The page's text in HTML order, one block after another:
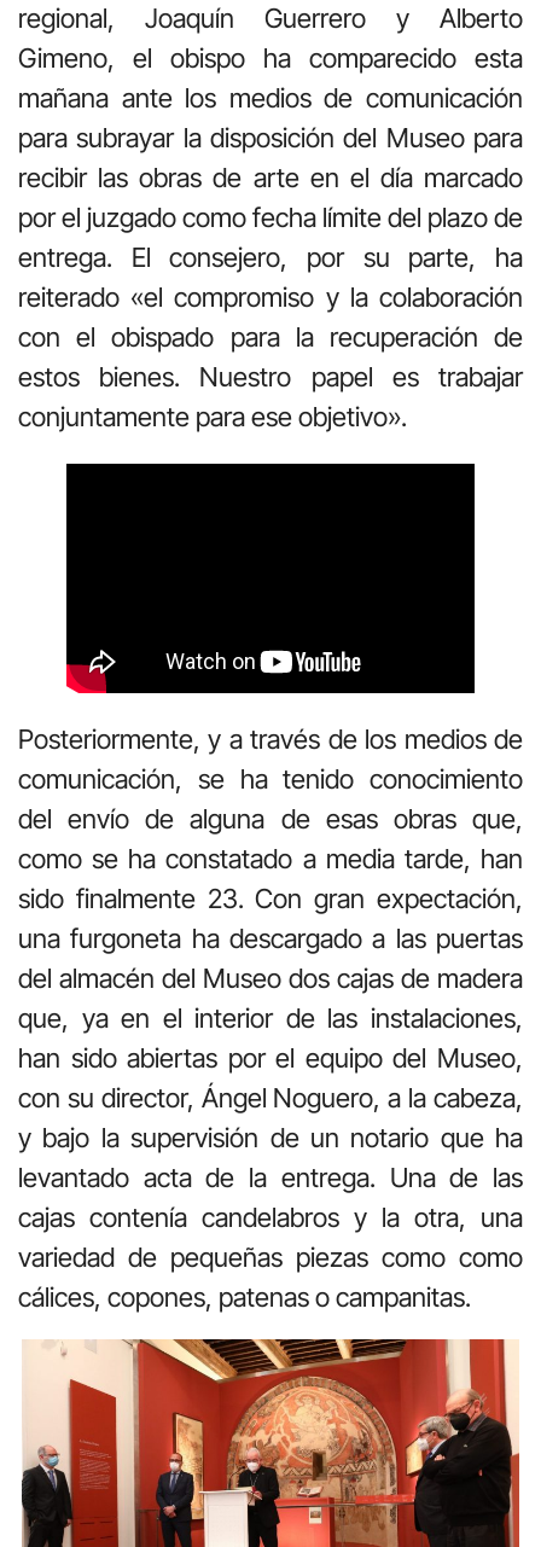
regional, Joaquín Guerrero y Alberto
Gimeno, el obispo ha comparecido esta
mañana ante los medios de comunicación
para subrayar la disposición del Museo para
recibir las obras de arte en el día marcado
por el juzgado como fecha límite del plazo de
entrega. El consejero, por su parte, ha
reiterado «el compromiso y la colaboración
con el obispado para la recuperación de
estos bienes. Nuestro papel es trabajar
conjuntamente para ese objetivo».
Posteriormente, y a través de los medios de
comunicación, se ha tenido conocimiento
del envío de alguna de esas obras que,
como se ha constatado a media tarde, han
sido finalmente 23. Con gran expectación,
una furgoneta ha descargado a las puertas
del almacén del Museo dos cajas de madera
que, ya en el interior de las instalaciones,
han sido abiertas por el equipo del Museo,
con su director, Ángel Noguero, a la cabeza,
y bajo la supervisión de un notario que ha
levantado acta de la entrega. Una de las
cajas contenía candelabros y la otra, una
variedad de pequeñas piezas como como
cálices, copones, patenas o campanitas.